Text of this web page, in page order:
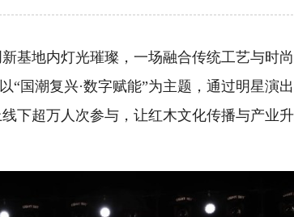
基地内灯光璀璨，一场融合传统工艺与时
国潮复兴·数字赋能”为主题，通过明星演
下超万人次参与，让红木文化传播与产业